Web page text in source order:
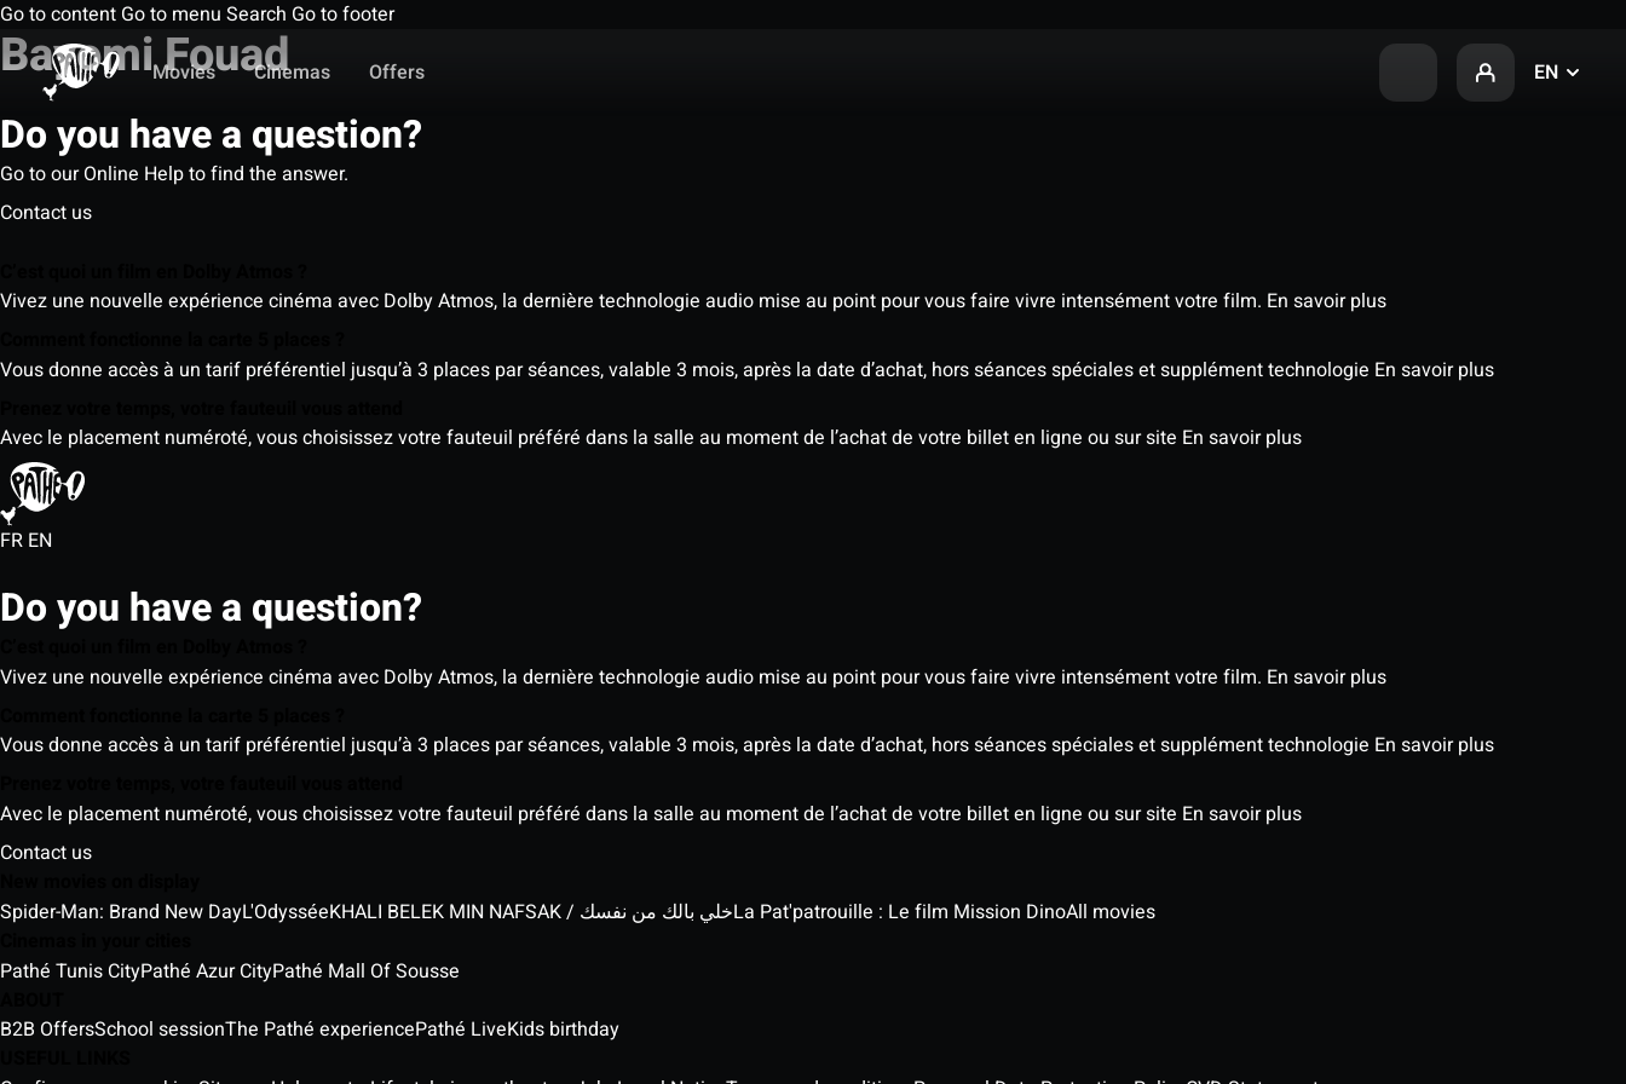
Go to content Go to menu Search Go to footer
Movies
Cinemas Offers EN
Bayomi Fouad
Do you have a question?
Go to our Online Help to find the answer.
Contact us
Vivez une nouvelle expérience cinéma avec Dolby Atmos, la dernière technologie audio mise au point pour vous faire vivre intensément votre film. En savoir plus
Vous donne accès à un tarif préférentiel jusqu’à 3 places par séances, valable 3 mois, après la date d’achat, hors séances spéciales et supplément technologie En savoir plus
Avec le placement numéroté, vous choisissez votre fauteuil préféré dans la salle au moment de l’achat de votre billet en ligne ou sur site En savoir plus
FR EN
Do you have a question?
Vivez une nouvelle expérience cinéma avec Dolby Atmos, la dernière technologie audio mise au point pour vous faire vivre intensément votre film. En savoir plus
Vous donne accès à un tarif préférentiel jusqu’à 3 places par séances, valable 3 mois, après la date d’achat, hors séances spéciales et supplément technologie En savoir plus
Avec le placement numéroté, vous choisissez votre fauteuil préféré dans la salle au moment de l’achat de votre billet en ligne ou sur site En savoir plus
Contact us
Spider-Man: Brand New DayL'Odyssée KHALI BELEK MIN NAFSAK / خلي بالك من نفسكLa Pat'patrouille : Le film Mission DinoAll movies
Pathé Tunis CityPathé Azur CityPathé Mall Of Sousse
B2B OffersSchool sessionThe Pathé experiencePathé LiveKids birthday